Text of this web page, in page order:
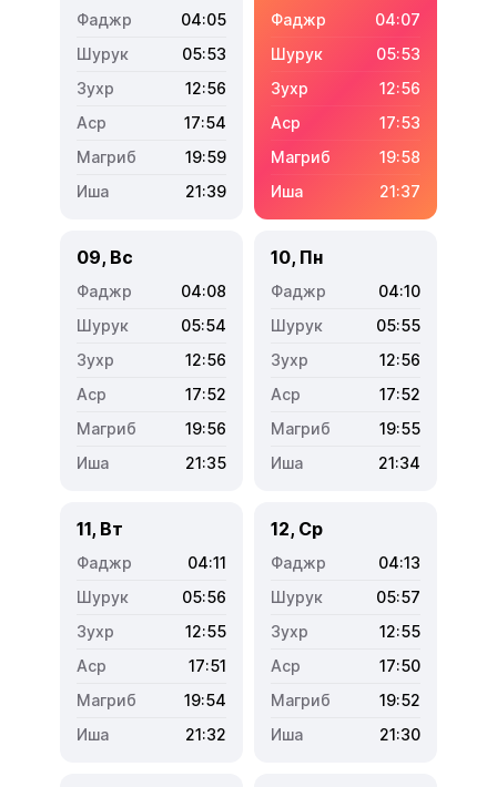
04:05
05:53
12:56
17:54
19:59
21:39
04:07
05:53
12:56
17:53
19:58
21:37
09, Вс
04:08
05:54
12:56
17:52
19:56
21:35
10, Пн
04:10
05:55
12:56
17:52
19:55
21:34
11, Вт
04:11
05:56
12:55
17:51
19:54
21:32
12, Ср
04:13
05:57
12:55
17:50
19:52
21:30